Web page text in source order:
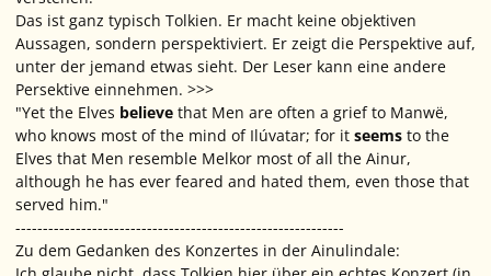
Das ist ganz typisch Tolkien. Er macht keine objektiven
Aussagen, sondern perspektiviert. Er zeigt die Perspektive auf,
unter der jemand etwas sieht. Der Leser kann eine andere
Persektive einnehmen. >>>
"Yet the Elves believe that Men are often a grief to Manwë,
who knows most of the mind of Ilúvatar; for it seems to the
Elves that Men resemble Melkor most of all the Ainur,
although he has ever feared and hated them, even those that
served him."
------------------------------------------------------------
Zu dem Gedanken des Konzertes in der Ainulindale: